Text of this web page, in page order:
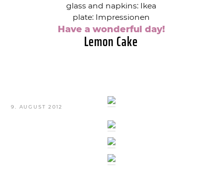
glass and napkins: Ikea
plate: Impressionen
Have a wonderful day!
VERÖFFENTLICHT
9. AUGUST 2012
Lemon Cake